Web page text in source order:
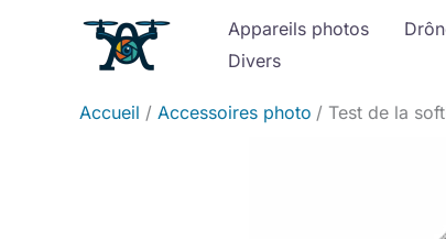
Appareils photos
Divers
Accueil Accessoires photo Test de la